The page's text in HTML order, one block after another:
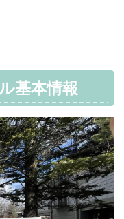
基本情報